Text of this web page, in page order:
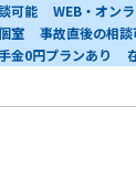
可能
WEB・オン
室
事故直後の相
金0円プランあり